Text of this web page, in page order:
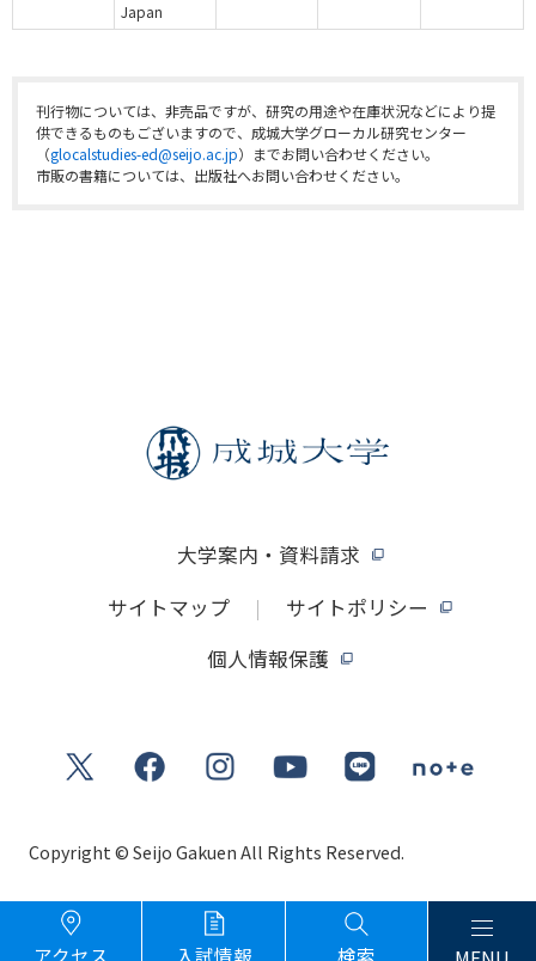
アクセス 入試情報 検索
Japan
刊行物については、非売品ですが、研究の用途や在庫状況などにより提
供できるものもございますので、成城大学グローカル研究センター
（glocalstudies-ed@seijo.ac.jp）までお問い合わせください。
市販の書籍については、出版社へお問い合わせください。
大学案内・資料請求
サイトマップ
サイトポリシー
個人情報保護
Copyright © Seijo Gakuen All Rights Reserved.